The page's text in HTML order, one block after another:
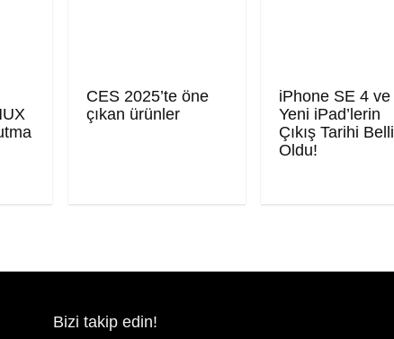
CES 2025’te öne
çıkan ürünler
iPhone SE 4 ve
Yeni iPad’lerin
Çıkış Tarihi Belli
Oldu!
Bizi takip edin!